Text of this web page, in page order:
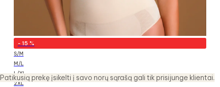
Patikusią prekę įsikelti į savo norų sąrašą gali tik prisijunge klientai.
- 15 %
S/M
M/L
L/XL
2XL